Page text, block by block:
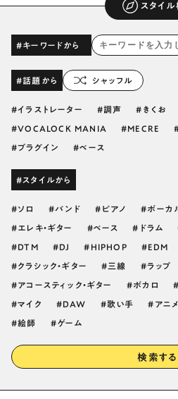
スタイ
#キーワードから
#話題から シャッフル
イラストレーター 調声 きくお
VOCALOCK MANIA MECRE
プラグイン ベース
#スタイルから
ソロ バンド ピアノ ボーカ
エレキ・ギター ベース ドラム
DTM DJ HIPHOP EDM
クラシック・ギター 三線 ラップ
アコースティック・ギター ボカロ
マイク DAW 歌い手 アニメ
絵師 ゲーム
検索する